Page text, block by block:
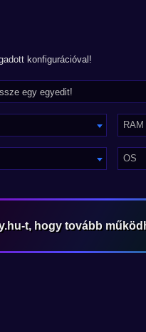
konfigurációval!
RAM
OS
t, hogy tovább